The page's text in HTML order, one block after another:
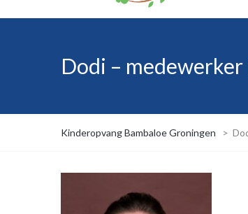
Dodi –
Kinderopvang Bambaloe Groningen >